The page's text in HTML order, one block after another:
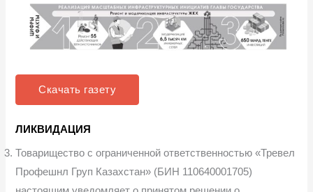
Скачать газету
ЛИКВИДАЦИЯ
Товарищество с ограниченной ответственностью «Тревел
Профешнл Груп Казахстан» (БИН 110640001705)